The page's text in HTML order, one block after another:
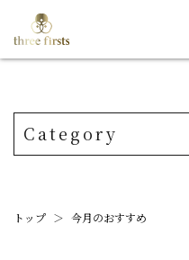
Category
トップ ＞ 今月のおすすめ